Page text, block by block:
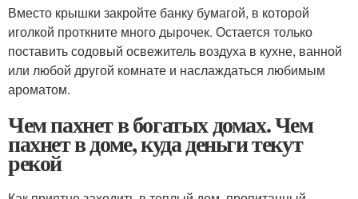
Вместо крышки закройте банку бумагой, в которой
иголкой проткните много дырочек. Остается только
поставить содовый освежитель воздуха в кухне, ванной
или любой другой комнате и наслаждаться любимым
ароматом.
Чем пахнет в богатых домах. Чем
пахнет в доме, куда деньги текут
рекой